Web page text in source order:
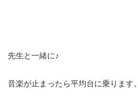
先生と一緒に♪
音楽が止まったら平均台に乗ります。